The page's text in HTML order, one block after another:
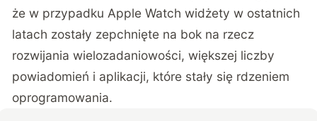
że w przypadku Apple Watch widżety w ostatnich
latach zostały zepchnięte na bok na rzecz
rozwijania wielozadaniowości, większej liczby
powiadomień i aplikacji, które stały się rdzeniem
oprogramowania.